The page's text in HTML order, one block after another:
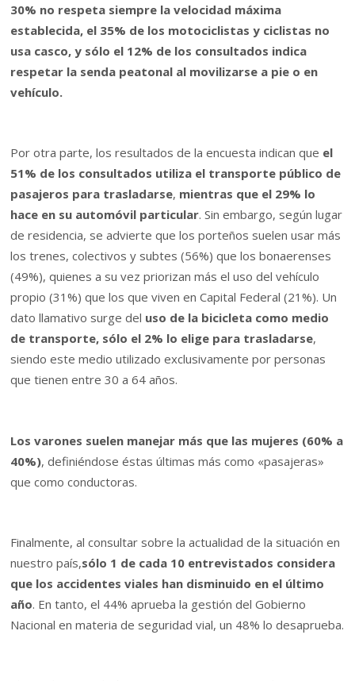
30% no respeta siempre la velocidad máxima
establecida, el 35% de los motociclistas y ciclistas no
usa casco, y sólo el 12% de los consultados indica
respetar la senda peatonal al movilizarse a pie o en
vehículo.
Por otra parte, los resultados de la encuesta indican que el
51% de los consultados utiliza el transporte público de
pasajeros para trasladarse, mientras que el 29% lo
hace en su automóvil particular. Sin embargo, según lugar
de residencia, se advierte que los porteños suelen usar más
los trenes, colectivos y subtes (56%) que los bonaerenses
(49%), quienes a su vez priorizan más el uso del vehículo
propio (31%) que los que viven en Capital Federal (21%). Un
dato llamativo surge del uso de la bicicleta como medio
de transporte, sólo el 2% lo elige para trasladarse,
siendo este medio utilizado exclusivamente por personas
que tienen entre 30 a 64 años.
Los varones suelen manejar más que las mujeres (60% a
40%), definiéndose éstas últimas más como «pasajeras»
que como conductoras.
Finalmente, al consultar sobre la actualidad de la situación en
nuestro país,sólo 1 de cada 10 entrevistados considera
que los accidentes viales han disminuido en el último
año. En tanto, el 44% aprueba la gestión del Gobierno
Nacional en materia de seguridad vial, un 48% lo desaprueba.